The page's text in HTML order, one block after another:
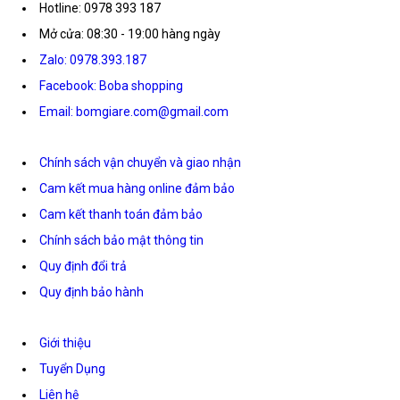
Hotline: 0978 393 187
Mở cửa: 08:30 - 19:00 hàng ngày
Zalo: 0978.393.187
Facebook: Boba shopping
Email: bomgiare.com@gmail.com
Chính sách vận chuyển và giao nhận
Cam kết mua hàng online đảm bảo
Cam kết thanh toán đảm bảo
Chính sách bảo mật thông tin
Quy định đổi trả
Quy định bảo hành
Giới thiệu
Tuyển Dụng
Liên hệ